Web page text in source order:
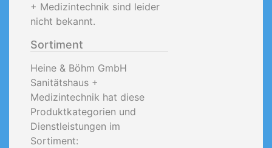
+ Medizintechnik sind leider
nicht bekannt.
Sortiment
Heine & Böhm GmbH
Sanitätshaus +
Medizintechnik hat diese
Produktkategorien und
Dienstleistungen im
Sortiment: